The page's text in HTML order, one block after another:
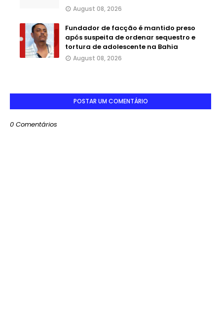
August 08, 2026
Fundador de facção é mantido preso
após suspeita de ordenar sequestro e
tortura de adolescente na Bahia
August 08, 2026
POSTAR UM COMENTÁRIO
0 Comentários